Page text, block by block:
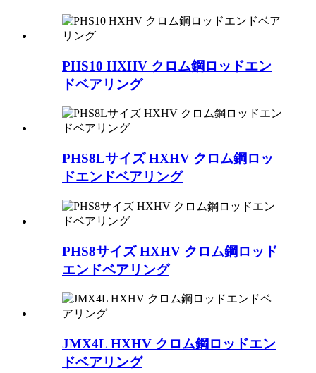
PHS10 HXHV クロム鋼ロッドエン
ドベアリング
PHS8Lサイズ HXHV クロム鋼ロッ
ドエンドベアリング
PHS8サイズ HXHV クロム鋼ロッド
エンドベアリング
JMX4L HXHV クロム鋼ロッドエン
ドベアリング